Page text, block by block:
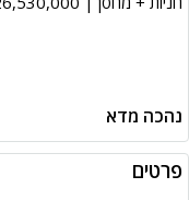
נהכה מדא
פרטים